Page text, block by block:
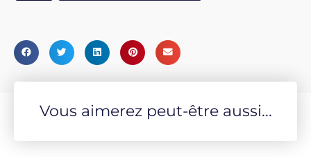
Vous aimerez peut-être aussi...